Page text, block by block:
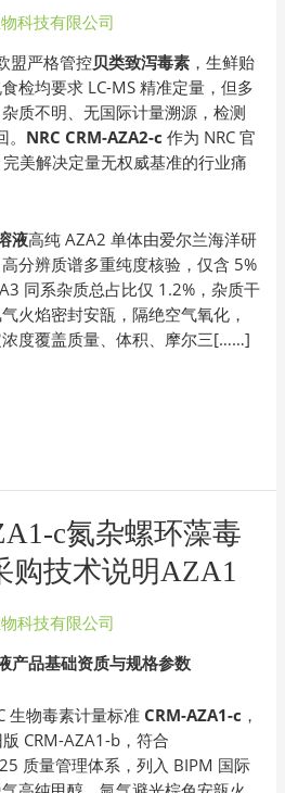
科技有限公司
盟严格管控贝类致泻毒素 ，生鲜贻
检均要求 LC-MS 精准定量，但多
质不明、无国际计量溯源，检测
NRC CRM-AZA2-c作为 NRC 官
美解决定量无权威基准的行业痛
液高纯 AZA2 单体由爱尔兰海洋研
分辨质谱多重纯度核验，仅含 5%
同系杂质总占比仅 1.2%，杂质干
火焰密封安瓿，隔绝空气氧化，
度覆盖质量、体积、摩尔三[……]
c氮杂螺环藻毒
购技术说明AZA1
科技有限公司
产品基础资质与规格参数
生物毒素计量标准 CRM-AZA1-c ，
CRM-AZA1-b，符合
质量管理体系，列入 BIPM 国际